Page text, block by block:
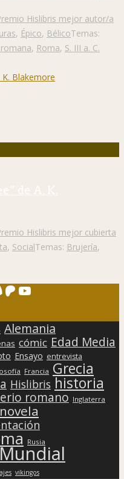
Hislibris mejor autor/a
, Épico, BélicoTemas:
, Roma, S. III a. C.
de A. K.
Hislibris mejor cubierta
, SocialTemas: Brujería,
Patreon
YouTube
Alemania
cómic Edad Media
Ensayo entrevista
Francia Grecia
Hislibris historia
romano Inglaterra
novela
Rusia
vikingos